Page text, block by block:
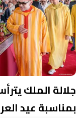
جلالة الملك
بمناسبة عيد